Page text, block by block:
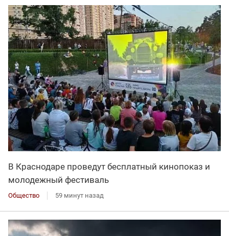
В Краснодаре проведут бесплатный кинопоказ и
молодежный фестиваль
Общество 59 минут назад